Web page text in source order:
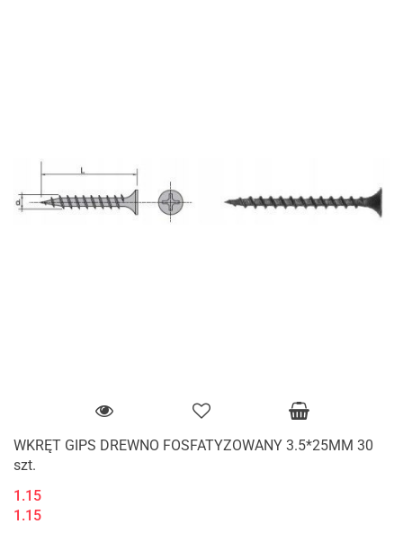
WKRĘT GIPS DREWNO FOSFATYZOWANY 3.5*25MM 30
szt.
1.15
1.15